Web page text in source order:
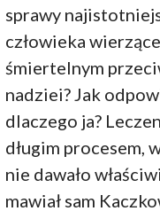
sprawy
człowieka
śmiertelnym
nadziei? Jak
dlaczego ja?
długim procesem,
nie dawało
mawiał sam